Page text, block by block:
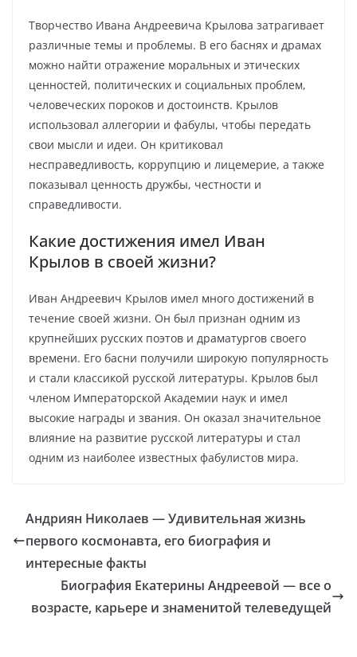
Творчество Ивана Андреевича Крылова затрагивает
различные темы и проблемы. В его баснях и драмах
можно найти отражение моральных и этических
ценностей, политических и социальных проблем,
человеческих пороков и достоинств. Крылов
использовал аллегории и фабулы, чтобы передать
свои мысли и идеи. Он критиковал
несправедливость, коррупцию и лицемерие, а также
показывал ценность дружбы, честности и
справедливости.
Какие достижения имел Иван
Крылов в своей жизни?
Иван Андреевич Крылов имел много достижений в
течение своей жизни. Он был признан одним из
крупнейших русских поэтов и драматургов своего
времени. Его басни получили широкую популярность
и стали классикой русской литературы. Крылов был
членом Императорской Академии наук и имел
высокие награды и звания. Он оказал значительное
влияние на развитие русской литературы и стал
одним из наиболее известных фабулистов мира.
Андриян Николаев — Удивительная жизнь
первого космонавта, его биография и
интересные факты
Биография Екатерины Андреевой — все о
возрасте, карьере и знаменитой телеведущей